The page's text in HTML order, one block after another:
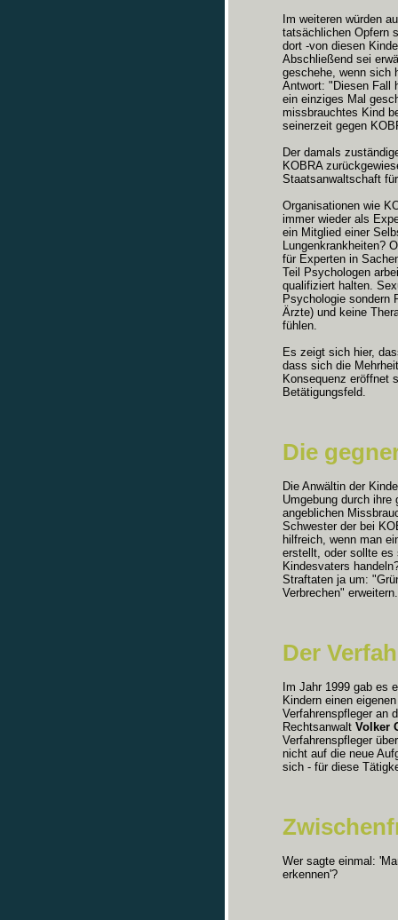
Im weiteren würden
tatsächlichen Opfern
dort -von diesen
Abschließend sei
geschehe, wenn sich
Antwort: "Diesen Fall
ein einziges Mal
missbrauchtes Kind
seinerzeit gegen
Der damals
KOBRA
Staatsanwaltschaft
Organisationen wie
immer wieder als
ein Mitglied einer
Lungenkrankheiten?
für Experten in
Teil Psychologen
qualifiziert halten.
Psychologie sondern
Ärzte) und keine
fühlen.
Es zeigt sich hier,
dass sich die
Konsequenz eröffnet
Betätigungsfeld.
Die
Die Anwältin der
Umgebung durch
angeblichen
Schwester der bei
hilfreich, wenn man
erstellt, oder sollte es
Kindesvaters
Straftaten ja um:
Verbrechen" erweitern.
Der
Im Jahr 1999 gab es
Kindern einen
Verfahrenspfleger an
Rechtsanwalt Volker
Verfahrenspfleger
nicht auf die neue
sich - für diese
Wer sagte einmal:
erkennen'?